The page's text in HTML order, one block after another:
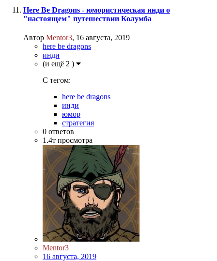
Here Be Dragons - юмористическая инди о
"настоящем" путешествии Колумба
Автор Mentor3, 16 августа, 2019
here be dragons
инди
(и ещё 2 )
C тегом:
here be dragons
инди
юмор
стратегия
0 ответов
1.4т просмотра
Mentor3
16 августа, 2019